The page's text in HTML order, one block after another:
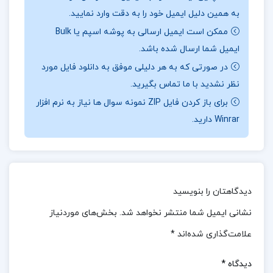
نقد و بررسی کتاب حسابداری میانه 1 مهدی مشکی:
در تدوین این کتاب، تلاش شده است تا با رعایت دقیق
سیاست‌های کتاب‌محوری دانشگاه، اهداف و سیستم
آموزشی دانشگاهی به‌طور کامل مورد توجه قرار
گیرد.نویسندگان با طرح مثال‌های گوناگون و ارائه
توضیحات جامع و کاربردی،مطالب را به گونه‌ای واضح و
قابل درک بیان کرده‌اند.این رویکرد به دانشجویان کمک
بهره‌مند شوند و مفاهیم را به‌طور کامل درک کنند.در این
کتاب، علاوه بر ارائه تئوری‌ها و مباحث علمی، تمرین‌ها و
فعالیت‌های عملی نیز گنجانده شده است تا دانشجویان
مهارت‌های عملی خود را ارتقاء دهند.هر فصل از کتاب
به همین دلیل ایمیل خود را به دقت وارد نمایید.
ممکن است ایمیل ارسالی به پوشه اسپم یا Bulk
ایمیل شما ارسال شده باشد.
در صورتی که به هر دلیلی موفق به دانلود فایل مورد
نظر نشدید با ما تماس بگیرید.
برای باز کردن فایل ZIP نمونه سوال ها نیاز به نرم افزار
Winrar دارید.
دیدگاهتان را بنویسید
نشانی ایمیل شما منتشر نخواهد شد. بخش‌های موردنیاز
علامت‌گذاری شده‌اند *
دیدگاه *